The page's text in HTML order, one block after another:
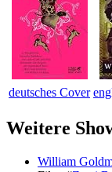
deutsches Cover
Weitere
William